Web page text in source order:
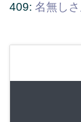
409: 名無し